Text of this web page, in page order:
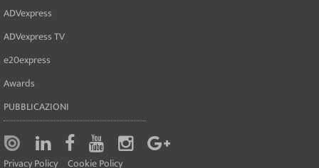
ADVexpress
ADVexpress TV
e20express
Awards
PUBBLICAZIONI
Privacy Policy Cookie Policy